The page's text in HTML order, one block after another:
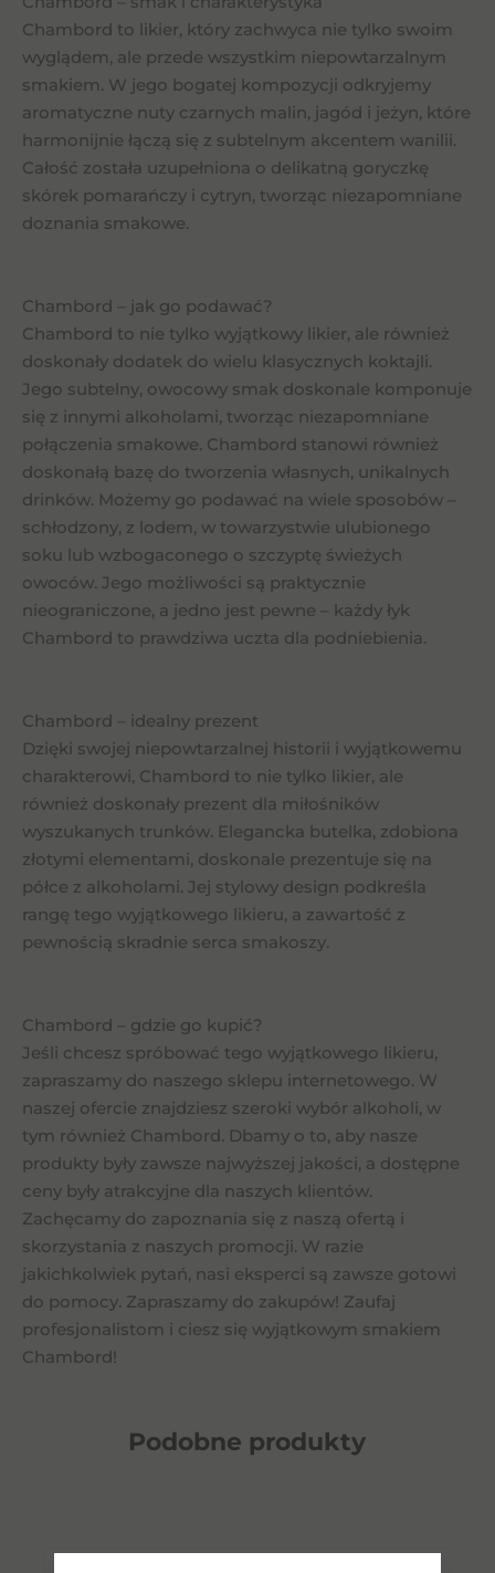
Chambord to likier, który zachwyca nie tylko swoim
wyglądem, ale przede wszystkim niepowtarzalnym
smakiem. W jego bogatej kompozycji odkryjemy
aromatyczne nuty czarnych malin, jagód i jeżyn, które
harmonijnie łączą się z subtelnym akcentem wanilii.
Całość została uzupełniona o delikatną goryczkę
skórek pomarańczy i cytryn, tworząc niezapomniane
doznania smakowe.
Chambord – jak go podawać?
Chambord to nie tylko wyjątkowy likier, ale również
doskonały dodatek do wielu klasycznych koktajli.
Jego subtelny, owocowy smak doskonale komponuje
się z innymi alkoholami, tworząc niezapomniane
połączenia smakowe. Chambord stanowi również
doskonałą bazę do tworzenia własnych, unikalnych
drinków. Możemy go podawać na wiele sposobów –
schłodzony, z lodem, w towarzystwie ulubionego
soku lub wzbogaconego o szczyptę świeżych
owoców. Jego możliwości są praktycznie
nieograniczone, a jedno jest pewne – każdy łyk
Chambord to prawdziwa uczta dla podniebienia.
Chambord – idealny prezent
Dzięki swojej niepowtarzalnej historii i wyjątkowemu
charakterowi, Chambord to nie tylko likier, ale
również doskonały prezent dla miłośników
wyszukanych trunków. Elegancka butelka, zdobiona
złotymi elementami, doskonale prezentuje się na
półce z alkoholami. Jej stylowy design podkreśla
rangę tego wyjątkowego likieru, a zawartość z
pewnością skradnie serca smakoszy.
Chambord – gdzie go kupić?
Jeśli chcesz spróbować tego wyjątkowego likieru,
zapraszamy do naszego sklepu internetowego. W
naszej ofercie znajdziesz szeroki wybór alkoholi, w
tym również Chambord. Dbamy o to, aby nasze
produkty były zawsze najwyższej jakości, a dostępne
ceny były atrakcyjne dla naszych klientów.
Zachęcamy do zapoznania się z naszą ofertą i
skorzystania z naszych promocji. W razie
jakichkolwiek pytań, nasi eksperci są zawsze gotowi
do pomocy. Zapraszamy do zakupów! Zaufaj
profesjonalistom i ciesz się wyjątkowym smakiem
Chambord!
Podobne produkty